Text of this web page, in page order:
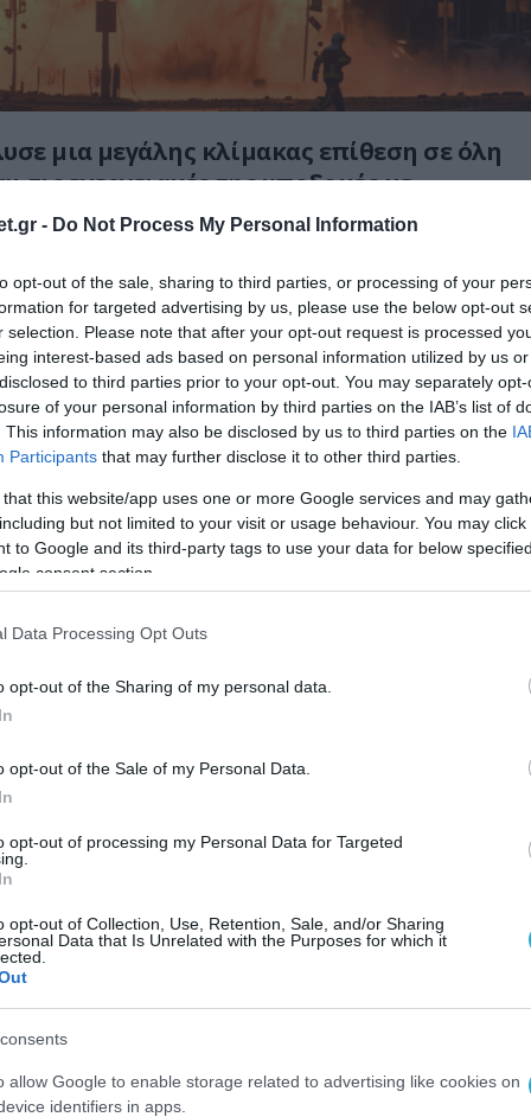
- Do Not Process My Personal Information
opt-out of the sale, sharing to third parties, or processing of your
for targeted advertising by us, please use the below opt-out
selection. Please note that after your opt-out request is processed
interest-based ads based on personal information utilized by us
to third parties prior to your opt-out. You may separately
of your personal information by third parties on the IAB’s list of
This information may also be disclosed by us to third parties on the
Participants that may further disclose it to other third parties.
this website/app uses one or more Google services and may
but not limited to your visit or usage behaviour. You may
to Google and its third-party tags to use your data for below
consent section.
Data Processing Opt Outs
opt-out of the Sharing of my personal data.
opt-out of the Sale of my Personal Data.
opt-out of processing my Personal Data for Targeted
opt-out of Collection, Use, Retention, Sale, and/or Sharing
Data that Is Unrelated with the Purposes for which it
allow Google to enable storage related to advertising like cookies on
identifiers in apps.
μια μεγάλης κλίμακας επίθεση σε όλη
τις ενεργειακές της υποδομές με
και drones.
στο Κίεβο , στο Τσερνίχιβ, στο
Ρίβνε και στην Οδησσό.
πραγματοποιήθηκαν επίσης σε
παραγωγής φυσικού αερίου στη
ανοικτά της Οδησσού.
τόσο ισχυρή που τα παράθυρα στην
επιθέσεων πραγματοποιήθηκε σε
επίσης στην περιοχή της Οδησσού,
της Πολτάβα.
ενώ χτυπήθηκε και το
επίσης στο Κονότοπ στο
καθώς και στην περιοχή της
τις πρωινές ώρες έχουν εκτοξευτεί 20
drones.